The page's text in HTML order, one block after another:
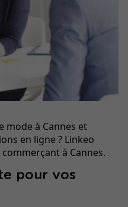
mode à Cannes et
en ligne ? Linkeo
à Cannes.
pour vos